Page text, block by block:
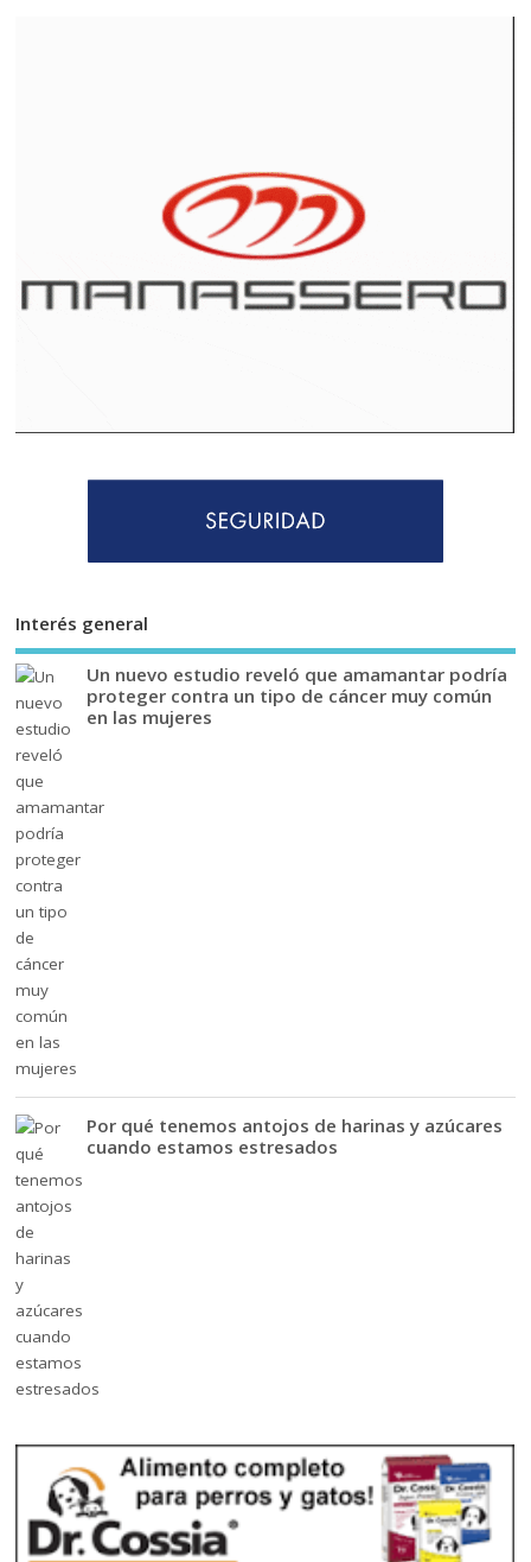
Interés general
Un nuevo estudio reveló que amamantar podría
proteger contra un tipo de cáncer muy común
en las mujeres
Por qué tenemos antojos de harinas y azúcares
cuando estamos estresados